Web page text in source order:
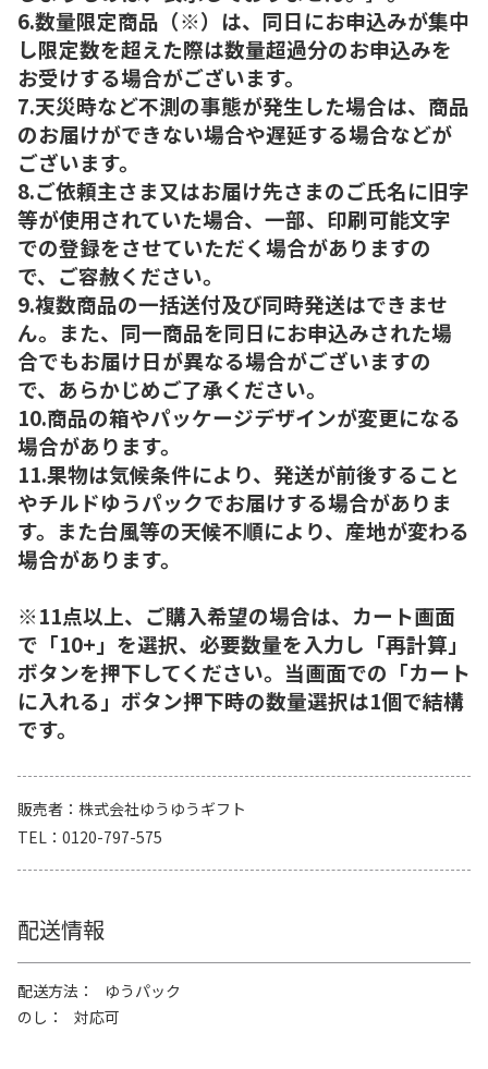
6.数量限定商品（※）は、同日にお申込みが集中
し限定数を超えた際は数量超過分のお申込みを
お受けする場合がございます。
7.天災時など不測の事態が発生した場合は、商品
のお届けができない場合や遅延する場合などが
ございます。
8.ご依頼主さま又はお届け先さまのご氏名に旧字
等が使用されていた場合、一部、印刷可能文字
での登録をさせていただく場合がありますの
で、ご容赦ください。
9.複数商品の一括送付及び同時発送はできませ
ん。また、同一商品を同日にお申込みされた場
合でもお届け日が異なる場合がございますの
で、あらかじめご了承ください。
10.商品の箱やパッケージデザインが変更になる
場合があります。
11.果物は気候条件により、発送が前後すること
やチルドゆうパックでお届けする場合がありま
す。また台風等の天候不順により、産地が変わる
場合があります。
※11点以上、ご購入希望の場合は、カート画面
で「10+」を選択、必要数量を入力し「再計算」
ボタンを押下してください。当画面での「カート
に入れる」ボタン押下時の数量選択は1個で結構
です。
販売者
株式会社ゆうゆうギフト
TEL
0120-797-575
配送情報
配送方法
ゆうパック
のし
対応可